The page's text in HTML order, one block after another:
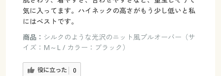
気に入ってます。ハイネックの高さがもう少し低いと私
にはベストです。
商品： シルクのような光沢のニット風プルオーバー（サ
イズ：M～L / カラー：ブラック）
役に立った 0